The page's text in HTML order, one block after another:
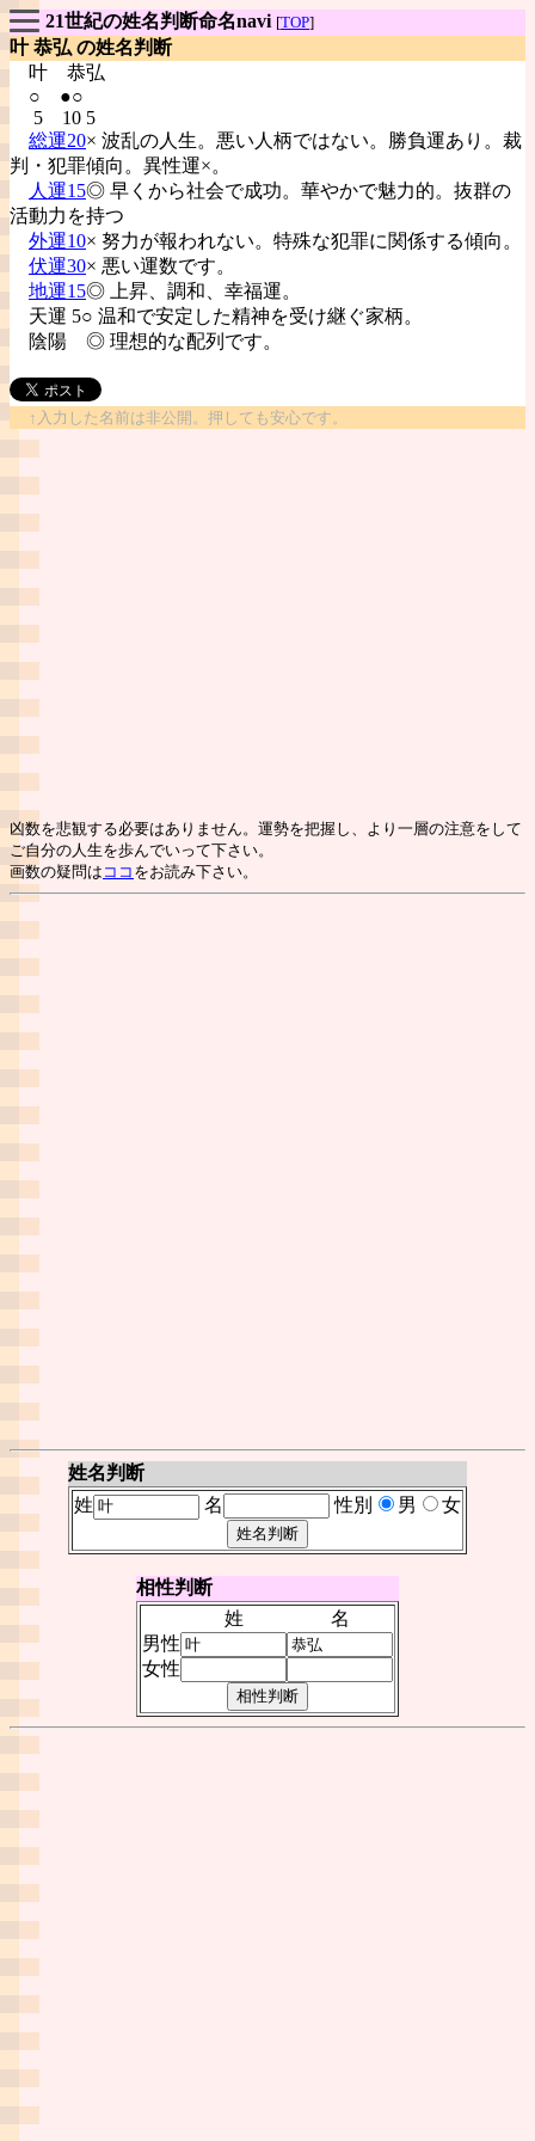
21世紀の姓名判断命名navi [TOP]
叶 恭弘 の姓名判断
叶 恭弘
○ ●○
5 10 5
総運20× 波乱の人生。悪い人柄ではない。勝負運あり。裁
判・犯罪傾向。異性運×。
人運15◎ 早くから社会で成功。華やかで魅力的。抜群の
活動力を持つ
外運10× 努力が報われない。特殊な犯罪に関係する傾向。
伏運30× 悪い運数です。
地運15◎ 上昇、調和、幸福運。
天運 5○ 温和で安定した精神を受け継ぐ家柄。
陰陽 ◎ 理想的な配列です。
↑入力した名前は非公開。押しても安心です。
凶数を悲観する必要はありません。運勢を把握し、より一層の注意をして
ご自分の人生を歩んでいって下さい。
画数の疑問は ココ をお読み下さい。
姓名判断
姓
名 性別 男 女
相性判断
姓
名
男性
女性